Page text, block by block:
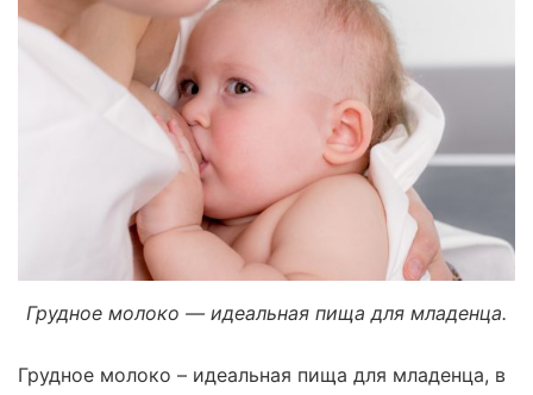
Грудное молоко — идеальная пища для младенца.
Грудное молоко – идеальная пища для младенца, в